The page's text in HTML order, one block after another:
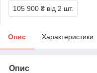
105 900 ₴ від 2 шт.
Опис Характеристики
Опис